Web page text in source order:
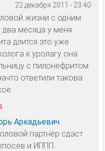
22 декабря 2011 - 23:40
жизни с одним
месяца у меня
длится это уже
к уролагу она
с пилонефритом
ответили такова
Аркадьевич
партнёр сдаст
и ИППП.